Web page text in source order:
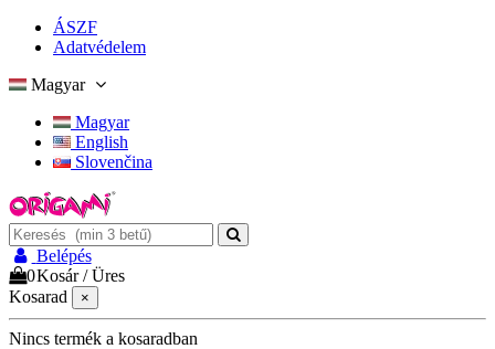
ÁSZF
Adatvédelem
Magyar
Magyar
English
Slovenčina
Belépés
0Kosár /Üres
Kosarad
×
Nincs termék a kosaradban